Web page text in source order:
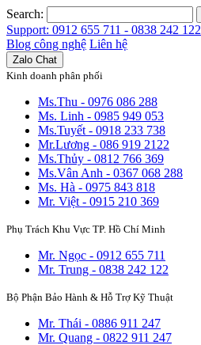
Search:
Support: 0912 655 711 - 0838 242 122
Blog công nghệ Liên hệ
Zalo Chat
Kinh doanh phân phối
Ms.Thu - 0976 086 288
Ms. Linh - 0985 949 053
Ms.Tuyết - 0918 233 738
Mr.Lương - 086 919 2122
Ms.Thủy - 0812 766 369
Ms.Vân Anh - 0367 068 288
Ms. Hà - 0975 843 818
Mr. Việt - 0915 210 369
Phụ Trách Khu Vực TP. Hồ Chí Minh
Mr. Ngọc - 0912 655 711
Mr. Trung - 0838 242 122
Bộ Phận Bảo Hành & Hỗ Trợ Kỹ Thuật
Mr. Thái - 0886 911 247
Mr. Quang - 0822 911 247